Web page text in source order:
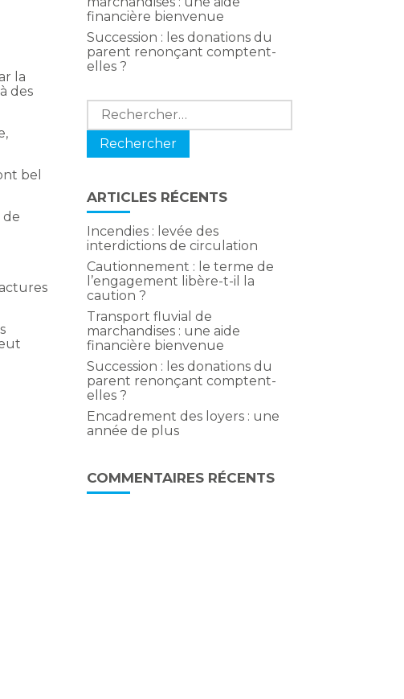
la
des
bel
de
financière bienvenue
Succession : les donations du
parent renonçant comptent-
elles ?
Rechercher :
ARTICLES RÉCENTS
Incendies : levée des
interdictions de circulation
Cautionnement : le terme de
l’engagement libère-t-il la
caution ?
Transport fluvial de
marchandises : une aide
financière bienvenue
Succession : les donations du
parent renonçant comptent-
elles ?
Encadrement des loyers : une
année de plus
COMMENTAIRES RÉCENTS